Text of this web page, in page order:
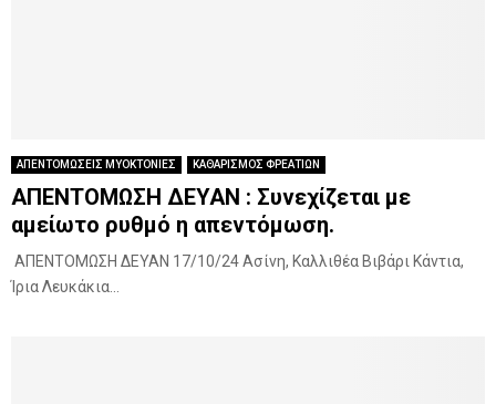
ΑΠΕΝΤΟΜΩΣΕΙΣ ΜΥΟΚΤΟΝΙΕΣ ΚΑΘΑΡΙΣΜΟΣ ΦΡΕΑΤΙΩΝ
ΑΠΕΝΤΟΜΩΣΗ ΔΕΥΑΝ : Συνεχίζεται με
αμείωτο ρυθμό η απεντόμωση.
ΑΠΕΝΤΟΜΩΣΗ ΔΕΥΑΝ 17/10/24 Ασίνη, Καλλιθέα Βιβάρι Κάντια,
Ίρια Λευκάκια...